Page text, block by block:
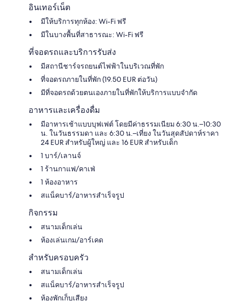
อินเทอร์เน็ต
มีให้บริการทุกห้อง: Wi-Fi ฟรี
มีในบางพื้นที่สาธารณะ: Wi-Fi ฟรี
ที่จอดรถและบริการรับส่ง
มีสถานีชาร์จรถยนต์ไฟฟ้าในบริเวณที่พัก
ที่จอดรถภายในที่พัก (19.50 EUR ต่อวัน)
มีที่จอดรถด้วยตนเองภายในที่พักให้บริการแบบจำกัด
อาหารและเครื่องดื่ม
มีอาหารเช้าแบบบุฟเฟต์ โดยมีค่าธรรมเนียม 6:30 น.–10:30
น. ในวันธรรมดา และ 6:30 น.–เที่ยง ในวันสุดสัปดาห์ราคา
24 EUR สำหรับผู้ใหญ่ และ 16 EUR สำหรับเด็ก
1 บาร์/เลานจ์
1 ร้านกาแฟ/คาเฟ่
1 ห้องอาหาร
สแน็คบาร์/อาหารสำเร็จรูป
กิจกรรม
สนามเด็กเล่น
ห้องเล่นเกม/อาร์เคด
สำหรับครอบครัว
สนามเด็กเล่น
สแน็คบาร์/อาหารสำเร็จรูป
ห้องพักเก็บเสียง